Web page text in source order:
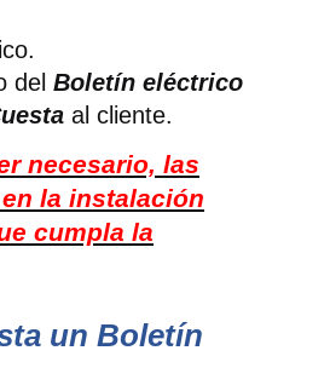
del Boletín eléctrico
al cliente.
necesario, las
la instalación
cumpla la
un Boletín